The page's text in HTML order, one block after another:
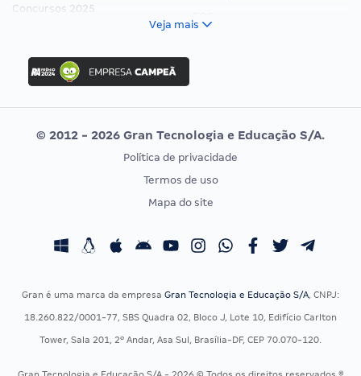
Concursos 2025
Concurso Ibama
Concurso MPU
Editais publicados
Vunesp
CONCURSOS POR PROFISSÃO
Concursos Fiscais
Concursos Saúde
EXAME DE ORDEM
Calendário OAB
Veja mais
© 2012 - 2026 Gran Tecnologia e Educação S/A.
Política de privacidade
Termos de uso
Mapa do site
Gran é uma marca da empresa Gran Tecnologia e Educação S/A, CNPJ:
18.260.822/0001-77, SBS Quadra 02, Bloco J, Lote 10, Edifício Carlton
Tower, Sala 201, 2º Andar, Asa Sul, Brasília-DF, CEP 70.070-120.